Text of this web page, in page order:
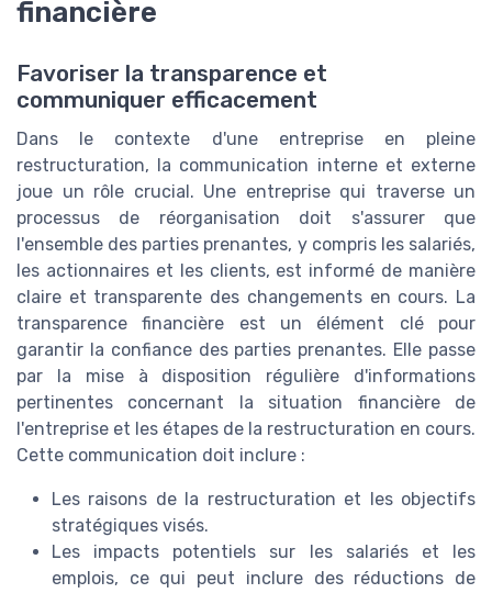
financière
Favoriser la transparence et
communiquer efficacement
Dans le contexte d'une entreprise en pleine
restructuration, la communication interne et externe
joue un rôle crucial. Une entreprise qui traverse un
processus de réorganisation doit s'assurer que
l'ensemble des parties prenantes, y compris les salariés,
les actionnaires et les clients, est informé de manière
claire et transparente des changements en cours. La
transparence financière est un élément clé pour
garantir la confiance des parties prenantes. Elle passe
par la mise à disposition régulière d'informations
pertinentes concernant la situation financière de
l'entreprise et les étapes de la restructuration en cours.
Cette communication doit inclure :
Les raisons de la restructuration et les objectifs
stratégiques visés.
Les impacts potentiels sur les salariés et les
emplois, ce qui peut inclure des réductions de